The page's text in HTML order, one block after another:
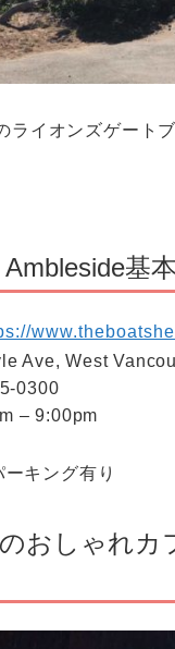
ライオンズゲート
基
Ave, West
0300
– 9:00pm
キング有り
おしゃれカ